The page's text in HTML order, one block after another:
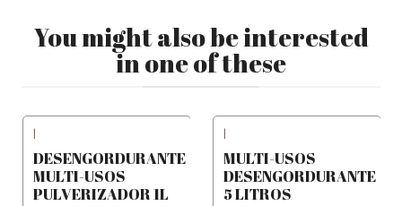
You might also be interested
in one of these
|
DESENGORDURANTE
MULTI-USOS
PULVERIZADOR 1L
|
MULTI-USOS
DESENGORDURANTE
5 LITROS